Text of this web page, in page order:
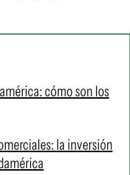
cómo son los
la inversión